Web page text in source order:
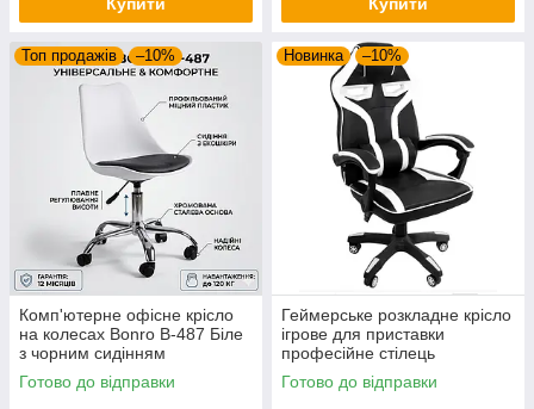
Купити Купити
Топ продажів –10%
Комп'ютерне офісне крісло
на колесах Bonro B-487 Біле
з чорним сидінням
(поворотне, екошкіра, до 120
кг)
Готово до відправки
Новинка –10%
Геймерське розкладне крісло
ігрове для приставки
професійне стілець
комп'ютерний Bonro B 8 2 7
білий
Готово до відправки